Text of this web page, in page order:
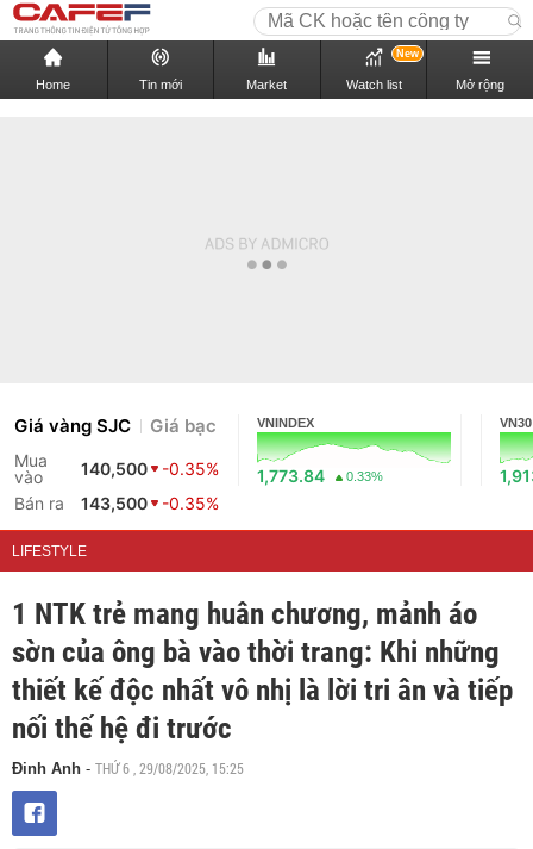
Home Tin mới Market Watch list
New
Mở rộng
Giá vàng SJC Giá bạc
Mua
vào
140,500
-0.35%
Bán ra
143,500 -0.35%
VNINDEX
1,773.84 0.33%
VN30
LIFESTYLE
1 NTK trẻ mang huân chương, mảnh áo
sờn của ông bà vào thời trang: Khi những
thiết kế độc nhất vô nhị là lời tri ân và tiếp
nối thế hệ đi trước
Đinh Anh - THỨ 6 , 29/08/2025, 15:25